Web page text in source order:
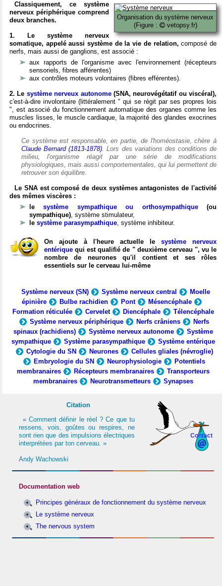
Organisation du système nerveux
(Figure :
vetopsy.fr)
Classiquement, ce système
nerveux périphérique comprend
deux branches.
1. Le système nerveux
somatique, appelé aussi système de la vie de relation, composé de
nerfs, mais aussi de ganglions, est associé :
aux rapports de l'organisme avec l'environnement (récepteurs
sensoriels, fibres afférentes)
aux contrôles moteurs volontaires (fibres efférentes).
2. Le système nerveux autonome(SNA, neurovégétatif ou viscéral),
c'est-à-dire involontaire (littéralement " qui se régit par ses propres lois
", est associé du fonctionnement automatique des organes comme les
muscles lisses, le muscle cardiaque, la majorité des glandes exocrines
ou endocrines.
Ce système est responsable, en partie, de l'homéostasie, chère à
Claude Bernard (1813-1878). Lors des variations des conditions de
milieu, l'organisme réagit par une série de modifications
physiologiques, mais aussi comportementales, qui lui permettent de
retrouver son équilibre.
Le SNA est composé de deux systèmes antagonistes de l'activité
des mêmes viscères :
lesystème sympathique ou orthosympathique(ou
sympathique), système stimulateur,
le système parasympathique, système inhibiteur.
On ajoute à l'heure actuelle le système nerveux
entérique qui est qualifié de " deuxième cerveau ", vu le
nombre de neurones qu'il contient et ses rôles
essentiels sur le cerveau lui-même
Système nerveux (SN) Système nerveux central
Moelle
épinière
Bulbe rachidien Pont
Mésencéphale
Formation réticulée
Cervelet Diencéphale
Télencéphale
Système nerveux périphérique
Nerfs crâniens
Nerfs
spinaux (rachidiens)
Système nerveux autonome
Système
sympathique
Système parasympathique
Système entérique
Cytologie du SN
Neurones
Cellules gliales (névroglie)
Embryologie du SN
Neurophysiologie
Potentiels
membranaires
Récepteurs membranaires
Transporteurs
membranaires
Neurotransmetteurs Synapses
Contact
Citation
« Comment définir le réel ? Ce que tu
ressens, vois, goûtes ou respires, ne
sont rien que des impulsions électriques
interprétées par ton cerveau. »
Andy Wachowski
Documentation web
Principes généraux de fonctionnement du système nerveux
Le système nerveux
The nervous system